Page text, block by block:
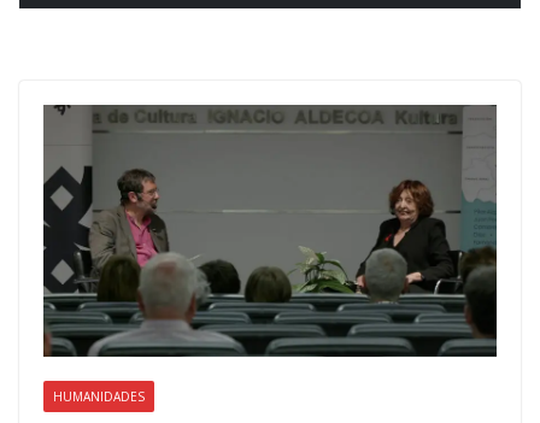
HUMANIDADES